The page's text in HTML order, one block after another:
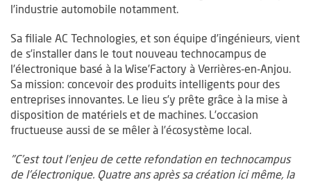
l’industrie automobile notamment.
Sa filiale AC Technologies, et son équipe d’ingénieurs, vient
de s’installer dans le tout nouveau technocampus de
l’électronique basé à la Wise’Factory à Verrières-en-Anjou.
Sa mission: concevoir des produits intelligents pour des
entreprises innovantes. Le lieu s’y prête grâce à la mise à
disposition de matériels et de machines. L’occasion
fructueuse aussi de se mêler à l’écosystème local.
"C’est tout l’enjeu de cette refondation en technocampus
de l’électronique. Quatre ans après sa création ici même, la